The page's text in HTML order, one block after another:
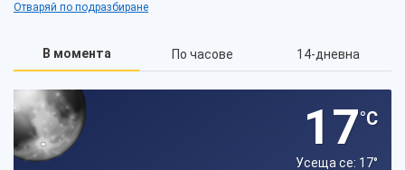
Отваряй по подразбиране
В момента По часове 14-дневна
17°C
Усеща се: 17°